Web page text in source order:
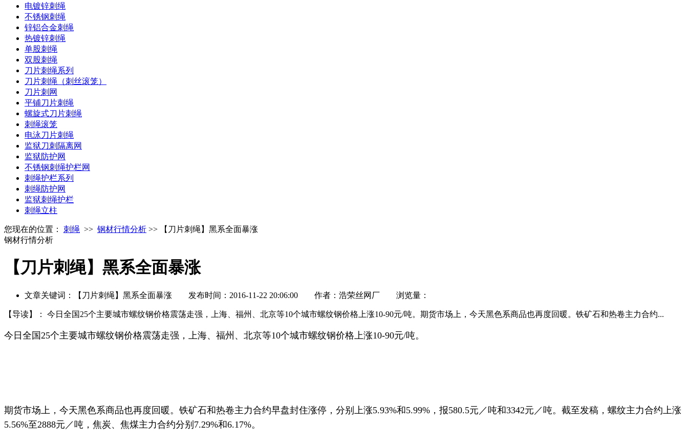
电镀锌刺绳
不锈钢刺绳
锌铝合金刺绳
热镀锌刺绳
单股刺绳
双股刺绳
刀片刺绳系列
刀片刺绳（刺丝滚笼）
刀片刺网
平铺刀片刺绳
螺旋式刀片刺绳
刺绳滚笼
电泳刀片刺绳
监狱刀刺隔离网
监狱防护网
不锈钢刺绳护栏网
刺绳护栏系列
刺绳防护网
监狱刺绳护栏
刺绳立柱
您现在的位置： 刺绳 >> 钢材行情分析 >> 【刀片刺绳】黑系全面暴涨
钢材行情分析
【刀片刺绳】黑系全面暴涨
文章关键词：【刀片刺绳】黑系全面暴涨 发布时间：2016-11-22 20:06:00 作者：浩荣丝网厂 浏览量：
【导读】： 今日全国25个主要城市螺纹钢价格震荡走强，上海、福州、北京等10个城市螺纹钢价格上涨10-90元/吨。期货市场上，今天黑色系商品也再度回暖。铁矿石和热卷主力合约...
今日全国25个主要城市螺纹钢价格震荡走强，上海、福州、北京等10个城市螺纹钢价格上涨10-90元/吨。
期货市场上，今天黑色系商品也再度回暖。铁矿石和热卷主力合约早盘封住涨停，分别上涨5.93%和5.99%，报580.5元／吨和3342元／吨。截至发稿，螺纹主力合约上涨
5.56%至2888元／吨，焦炭、焦煤主力合约分别7.29%和6.17%。